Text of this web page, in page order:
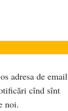
adresa de email
cînd sînt
noi.